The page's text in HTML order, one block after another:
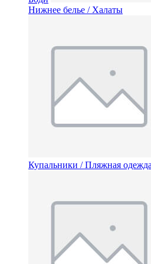
Нижнее белье / Халаты
Купальники / Пляжная одежда